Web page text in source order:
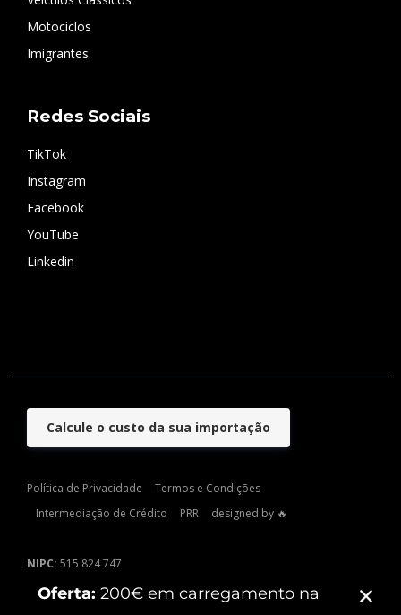
Motociclos
Imigrantes
Redes Sociais
TikTok
Instagram
Facebook
YouTube
Linkedin
Calcule o custo da sua importação
Política de Privacidade
Termos e Condições
Intermediação de Crédito
PRR designed by 🔥
NIPC: 515 824 747
Sede:Rua de Campolide, nº 209, 1070-029, Lisboa